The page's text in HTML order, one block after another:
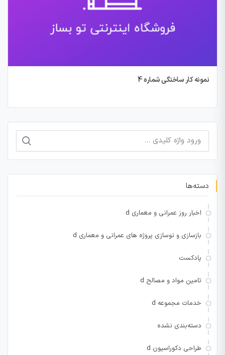
نمونه کار ساختگی شماره 4
جستجو
برای:
دسته‌ها
اخبار روز عمرانی و معماری d
بازسازی و نوسازی پروژه های عمرانی و معماری d
پادکست
تامین مواد و مصالح d
خدمات مجموعه d
دسته‌بندی نشده
طراحی دکوراسیون d